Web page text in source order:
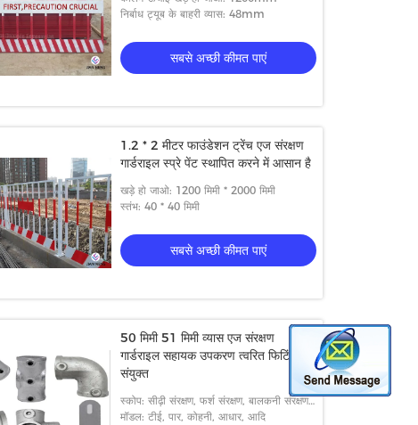
निर्बाध ट्यूब के बाहरी व्यास: 48mm
सबसे अच्छी कीमत पाएं
1.2 * 2 मीटर फाउंडेशन ट्रेंच एज संरक्षण
गार्डराइल स्प्रे पेंट स्थापित करने में आसान है
खड़े हो जाओ: 1200 मिमी * 2000 मिमी
स्तंभ: 40 * 40 मिमी
सबसे अच्छी कीमत पाएं
50 मिमी 51 मिमी व्यास एज संरक्षण
गार्डराइल सहायक उपकरण त्वरित फिटिंग
संयुक्त
स्कोप: सीढ़ी संरक्षण, फर्श संरक्षण, बालकनी संरक्षण,
छेद संरक्षण, आदि
मॉडल: टीई, पार, कोहनी, आधार, आदि